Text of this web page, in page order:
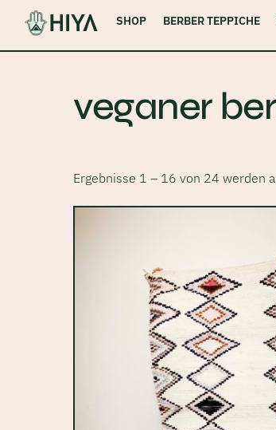
content
SHOP BERBER TEPPICHE
veganer
Ergebnisse 1 – 16 von 24 werden